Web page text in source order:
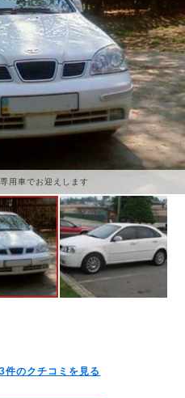
用車でお迎えします
3件のクチコミを見る